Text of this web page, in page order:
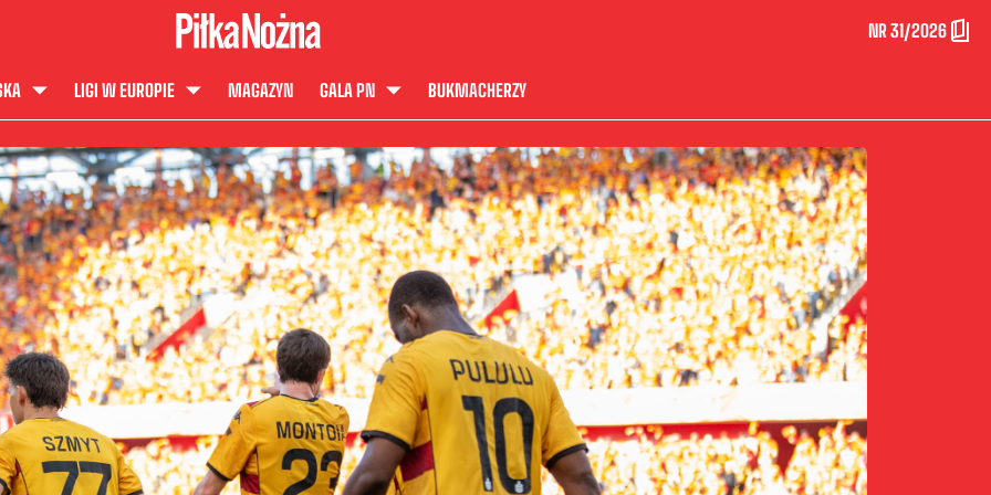
NR 31/2026
LIGI W EUROPIE MAGAZYN GALA PN BUKMACHERZY